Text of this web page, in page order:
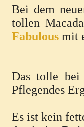
Bei dem
tollen
Fabulous mit
Das tolle bei
Pflegendes
Es ist kein